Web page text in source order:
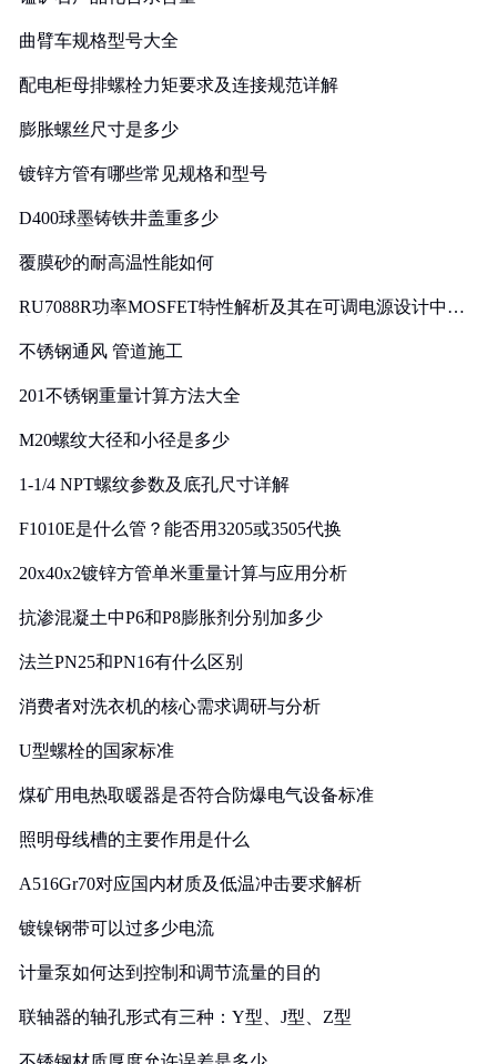
曲臂车规格型号大全
配电柜母排螺栓力矩要求及连接规范详解
膨胀螺丝尺寸是多少
镀锌方管有哪些常见规格和型号
D400球墨铸铁井盖重多少
覆膜砂的耐高温性能如何
RU7088R功率MOSFET特性解析及其在可调电源设计中的
不锈钢通风 管道施工
201不锈钢重量计算方法大全
M20螺纹大径和小径是多少
1-1/4 NPT螺纹参数及底孔尺寸详解
F1010E是什么管？能否用3205或3505代换
20x40x2镀锌方管单米重量计算与应用分析
抗渗混凝土中P6和P8膨胀剂分别加多少
法兰PN25和PN16有什么区别
消费者对洗衣机的核心需求调研与分析
U型螺栓的国家标准
煤矿用电热取暖器是否符合防爆电气设备标准
照明母线槽的主要作用是什么
A516Gr70对应国内材质及低温冲击要求解析
镀镍钢带可以过多少电流
计量泵如何达到控制和调节流量的目的
联轴器的轴孔形式有三种：Y型、J型、Z型